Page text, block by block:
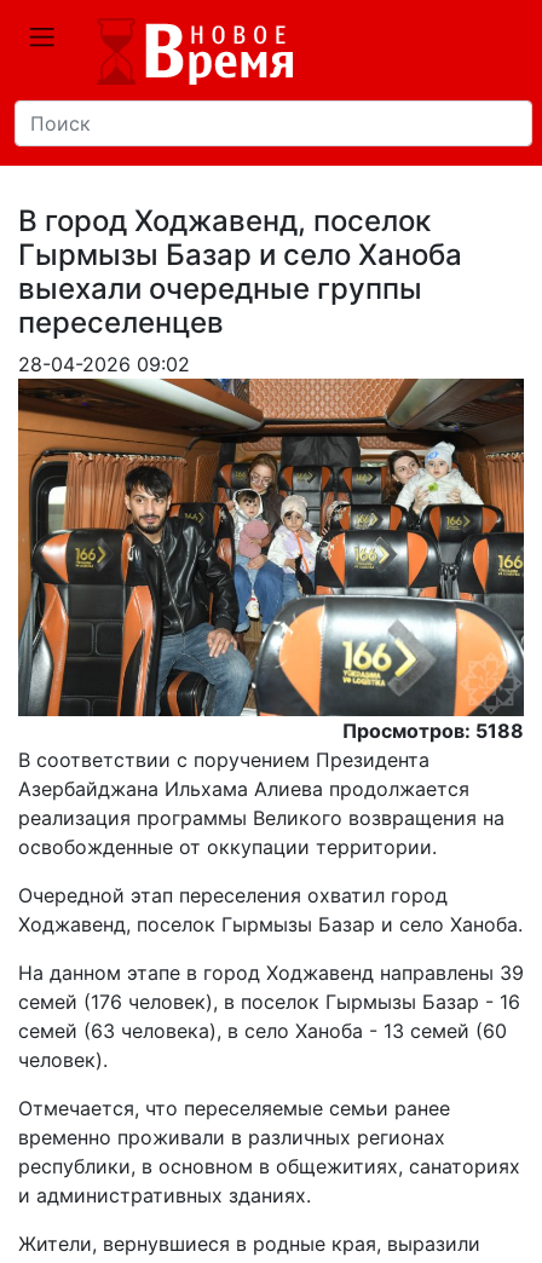
В город Ходжавенд, поселок
Гырмызы Базар и село Ханоба
выехали очередные группы
переселенцев
28-04-2026 09:02
Просмотров: 5188
В соответствии с поручением Президента
Азербайджана Ильхама Алиева продолжается
реализация программы Великого возвращения на
освобожденные от оккупации территории.
Oчередной этап переселения охватил город
Ходжавенд, поселок Гырмызы Базар и село Ханоба.
На данном этапе в город Ходжавенд направлены 39
семей (176 человек), в поселок Гырмызы Базар - 16
семей (63 человека), в село Ханоба - 13 семей (60
человек).
Отмечается, что переселяемые семьи ранее
временно проживали в различных регионах
республики, в основном в общежитиях, санаториях
и административных зданиях.
Жители, вернувшиеся в родные края, выразили